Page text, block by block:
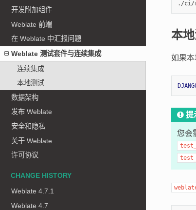
开发附加组件
Weblate 前端
在 Weblate 中汇报问题
Weblate 测试套件与连续集成
连续集成
本地测试
数据架构
发布 Weblate
安全和隐私
关于 Weblate
许可协议
CHANGE HISTORY
Weblate 4.7.1
Weblate 4.7
本
如果本
提
您会
test_